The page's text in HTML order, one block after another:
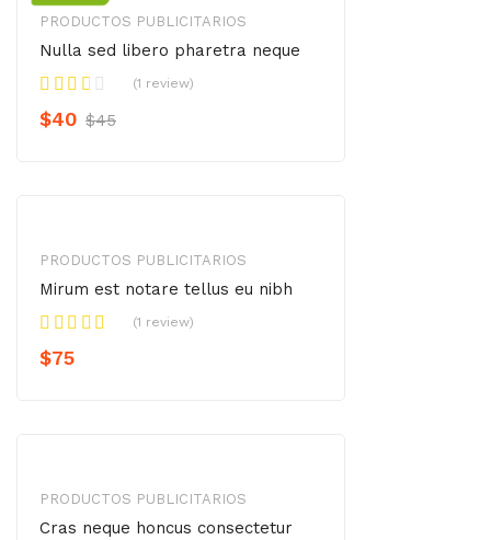
PRODUCTOS PUBLICITARIOS
Nulla sed libero pharetra neque
(1 review)
$45
$40
PRODUCTOS PUBLICITARIOS
Mirum est notare tellus eu nibh
(1 review)
$75
PRODUCTOS PUBLICITARIOS
Cras neque honcus consectetur